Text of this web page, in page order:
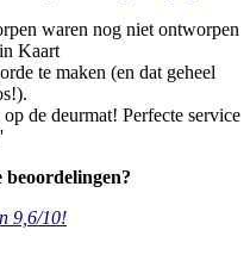
waren nog niet ontworpen
Kaart
te maken (en dat geheel
de deurmat! Perfecte service
9,6/10!